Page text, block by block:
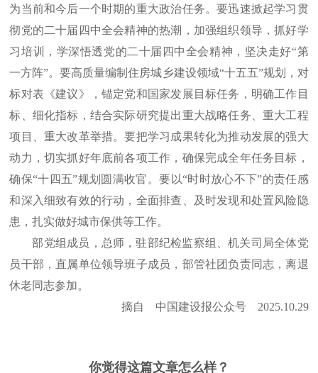
为当前和今后一个时期的重大政治任务。要迅速掀起学习贯
彻党的二十届四中全会精神的热潮，加强组织领导，抓好学
习培训，学深悟透党的二十届四中全会精神，坚决走好“第
一方阵”。要高质量编制住房城乡建设领域“十五五”规划，对
标对表《建议》，锚定党和国家发展目标任务，明确工作目
标、细化指标，结合实际研究提出重大战略任务、重大工程
项目、重大改革举措。要把学习成果转化为推动发展的强大
动力，切实抓好年底前各项工作，确保完成全年任务目标，
确保“十四五”规划圆满收官。要以“时时放心不下”的责任感
和深入细致有效的行动，全面排查、及时发现和处置风险隐
患，扎实做好城市保供等工作。
部党组成员，总师，驻部纪检监察组、机关司局全体党
员干部，直属单位领导班子成员，部管社团负责同志，离退
休老同志参加。
摘自 中国建设报公众号 2025.10.29
你觉得这篇文章怎么样？